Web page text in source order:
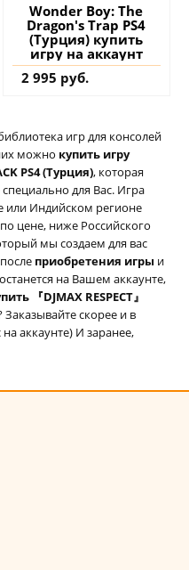
Wonder Boy: The
Dragon's Trap PS4
(Турция) купить
игру на аккаунт
2 995 руб.
игр для консолей
можно купить игру
PS4 (Турция), которая
для Вас. Игра
или Индийском регионе
цене, ниже Российского
мы создаем для вас
приобретения игры и
на Вашем аккаунте,
『DJMAX RESPECT』
Заказывайте скорее и в
аккаунте) И заранее,